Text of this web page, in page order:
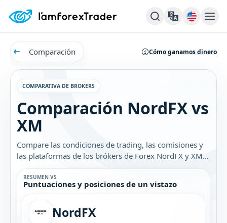
Comparación Cómo ganamos dinero
COMPARATIVA DE BROKERS
Comparación NordFX vs
XM
Compare las condiciones de trading, las comisiones y
las plataformas de los brókers de Forex NordFX y XM.
Descubra cuál es el mejor bróker para usted.
RESUMEN VS
Puntuaciones y posiciones de un vistazo
NordFX